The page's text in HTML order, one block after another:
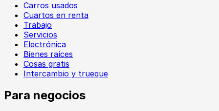
Carros usados
Cuartos en renta
Trabajo
Servicios
Electrónica
Bienes raíces
Cosas gratis
Intercambio y trueque
Para negocios